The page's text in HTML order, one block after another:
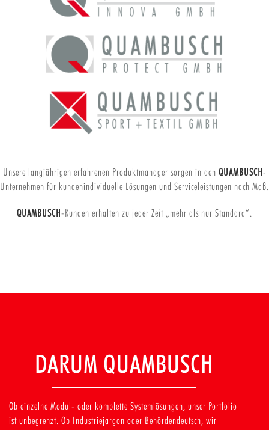
Unsere langjährigen erfahrenen Produktmanager sorgen in den QUAMBUSCH-
Unternehmen für kundenindividuelle Lösungen und Serviceleistungen nach Maß.
QUAMBUSCH-Kunden erhalten zu jeder Zeit „mehr als nur Standard“.
DARUM QUAMBUSCH
Ob einzelne Modul- oder komplette Systemlösungen, unser Portfolio
ist unbegrenzt. Ob Industriejargon oder Behördendeutsch, wir